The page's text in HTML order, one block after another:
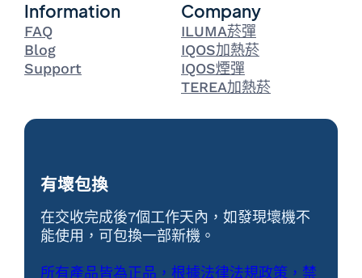
Information
FAQ
Blog
Support
Company
ILUMA菸彈
IQOS加熱菸
IQOS煙彈
TEREA加熱菸
有壞包換
在交收完成後7個工作天內，如發現壞機不
能使用，可包換一部新機。
所有產品皆為正品，根據法律法規政策，禁